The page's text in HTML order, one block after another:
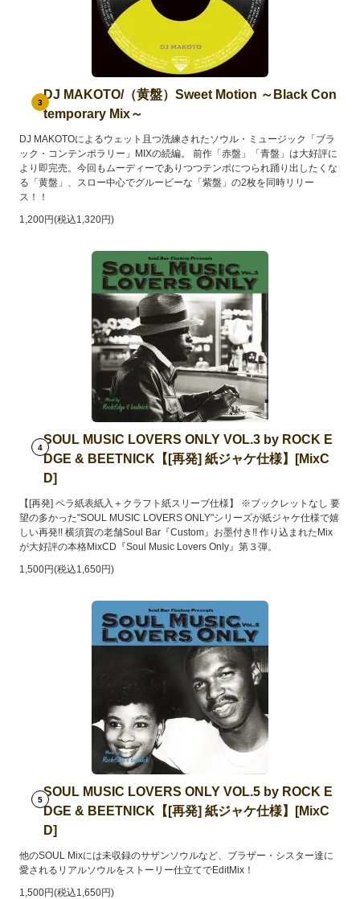
3
DJ MAKOTO/（黄盤）Sweet Motion ～Black Con
temporary Mix～
DJ MAKOTOによるウェット且つ洗練されたソウル・ミュージック「ブラ
ック・コンテンポラリー」MIXの続編。 前作「赤盤」「青盤」は大好評に
より即完売。今回もムーディーでありつつテンポにつられ踊り出したくな
る「黄盤」、スロー中心でグルービーな「紫盤」の2枚を同時リリー
ス！！
1,200円(税込1,320円)
4
SOUL MUSIC LOVERS ONLY VOL.3 by ROCK E
DGE & BEETNICK【[再発] 紙ジャケ仕様】[MixC
D]
【[再発] ペラ紙表紙入＋クラフト紙スリーブ仕様】 ※ブックレットなし 要
望の多かった"SOUL MUSIC LOVERS ONLY"シリーズが紙ジャケ仕様で嬉
しい再発!! 横須賀の老舗Soul Bar『Custom』お墨付き!! 作り込まれたMix
が大好評の本格MixCD『Soul Music Lovers Only』第３弾。
1,500円(税込1,650円)
5
SOUL MUSIC LOVERS ONLY VOL.5 by ROCK E
DGE & BEETNICK【[再発] 紙ジャケ仕様】[MixC
D]
他のSOUL Mixには未収録のサザンソウルなど、ブラザー・シスター達に
愛されるリアルソウルをストーリー仕立てでEditMix！
1,500円(税込1,650円)